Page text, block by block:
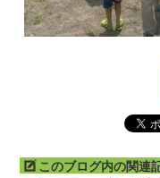
このブログ内の関連